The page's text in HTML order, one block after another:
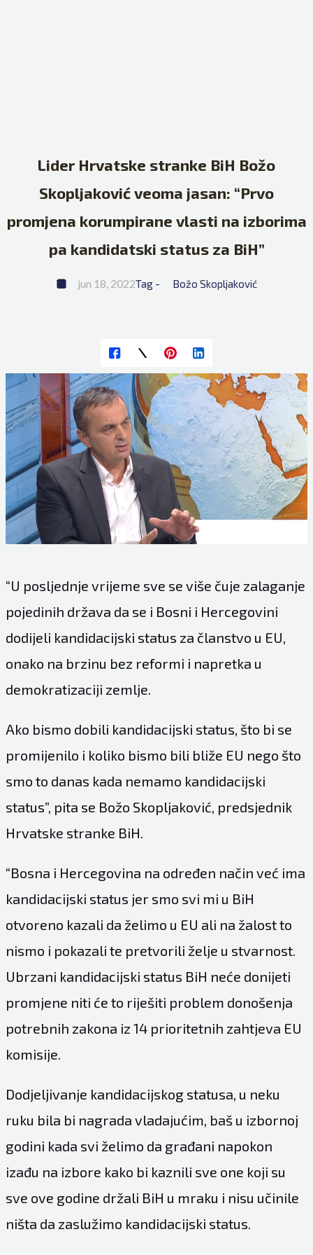
Lider Hrvatske stranke BiH Božo
Skopljaković veoma jasan: “Prvo
promjena korumpirane vlasti na izborima
pa kandidatski status za BiH”
jun 18, 2022Tag - Božo Skopljaković
“U posljednje vrijeme sve se više čuje zalaganje
pojedinih država da se i Bosni i Hercegovini
dodijeli kandidacijski status za članstvo u EU,
onako na brzinu bez reformi i napretka u
demokratizaciji zemlje.
Ako bismo dobili kandidacijski status, što bi se
promijenilo i koliko bismo bili bliže EU nego što
smo to danas kada nemamo kandidacijski
status”, pita se Božo Skopljaković, predsjednik
Hrvatske stranke BiH.
“Bosna i Hercegovina na određen način već ima
kandidacijski status jer smo svi mi u BiH
otvoreno kazali da želimo u EU ali na žalost to
nismo i pokazali te pretvorili želje u stvarnost.
Ubrzani kandidacijski status BiH neće donijeti
promjene niti će to riješiti problem donošenja
potrebnih zakona iz 14 prioritetnih zahtjeva EU
komisije.
Dodjeljivanje kandidacijskog statusa, u neku
ruku bila bi nagrada vladajućim, baš u izbornoj
godini kada svi želimo da građani napokon
izađu na izbore kako bi kaznili sve one koji su
sve ove godine držali BiH u mraku i nisu učinile
ništa da zaslužimo kandidacijski status.